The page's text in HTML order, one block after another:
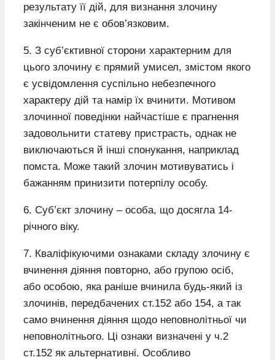
результату її дій, для визнання злочину
закінченим не є обов’язковим.
5. З суб’єктивної сторони характерним для
цього злочину є прямий умисел, змістом якого
є усвідомлення суспільно небезпечного
характеру дій та намір їх вчинити. Мотивом
злочинної поведінки найчастіше є прагнення
задовольнити статеву пристрасть, однак не
виключаються й інші спонукання, наприклад
помста. Може такий злочин мотивуватись і
бажанням принизити потерпілу особу.
6. Суб’єкт злочину – особа, що досягла 14-
річного віку.
7. Кваліфікуючими ознаками складу злочину є
вчинення діяння повторно, або групою осіб,
або особою, яка раніше вчинила будь-який із
злочинів, передбачених ст.152 або 154, а так
само вчинення діяння щодо неповнолітньої чи
неповнолітнього. Ці ознаки визначені у ч.2
ст.152 як альтернативні. Особливо